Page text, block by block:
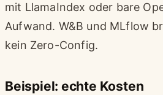
mit LlamaIndex oder bare
Aufwand. W&B und MLflow
kein Zero-Config.
Beispiel: echte Kosten